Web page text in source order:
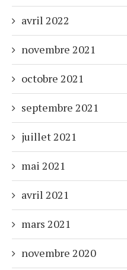
avril 2022
novembre 2021
octobre 2021
septembre 2021
juillet 2021
mai 2021
avril 2021
mars 2021
novembre 2020